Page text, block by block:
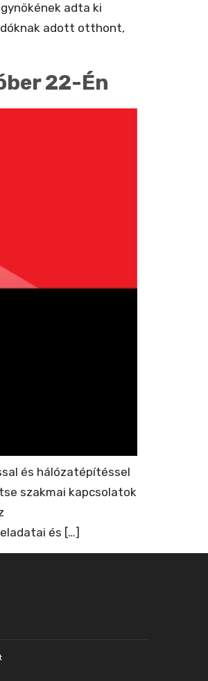
adta ki
adott otthont,
22-Én
és hálózatépítéssel
szakmai kapcsolatok
és […]